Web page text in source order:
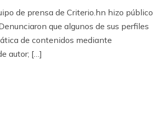
de prensa de Criterio.hn hizo público
que algunos de sus perfiles
de contenidos mediante
autor; […]